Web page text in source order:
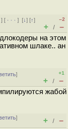
] [ · · ·][↓] [↑]
–2
+ / –
на этом
шлаке.. ан
]
+1
+ / –
жабой
]
+ / –